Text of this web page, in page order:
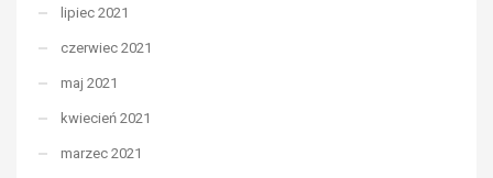
lipiec 2021
czerwiec 2021
maj 2021
kwiecień 2021
marzec 2021